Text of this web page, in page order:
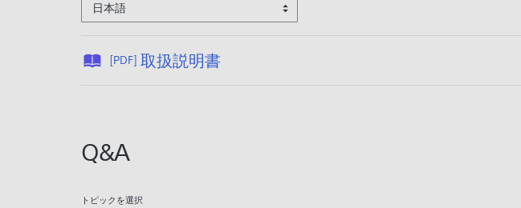
日本語
[PDF] 取扱説明書公
Q&A
トピックを選択